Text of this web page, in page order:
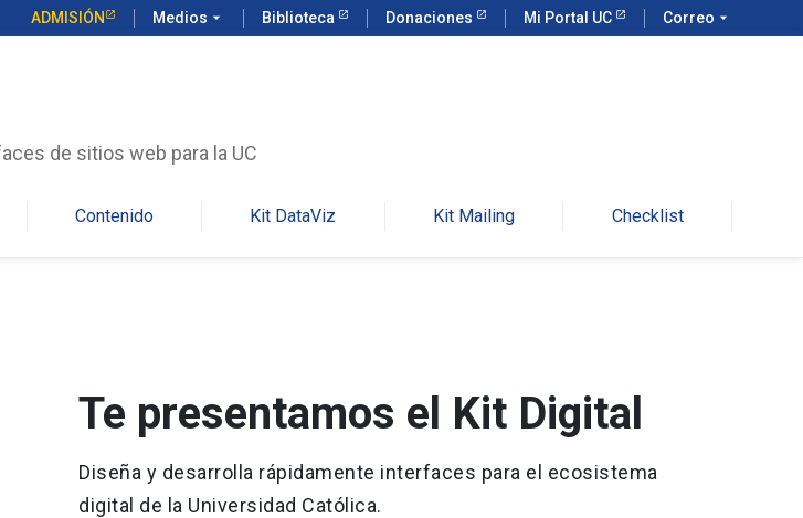
ADMISIÓN Medios arrow_drop_down Biblioteca Donaciones Mi Portal UC Correo arrow_drop_down
de sitios web para la UC
Contenido Kit DataViz Kit Mailing Checklist
Te presentamos el Kit Digital
Diseña y desarrolla rápidamente interfaces para el ecosistema
digital de la Universidad Católica.